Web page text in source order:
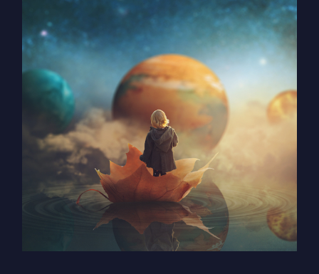
שלך
לשנת
2023?
הזמן
לעבוד
על
המגבילות
שלך
ולחלום